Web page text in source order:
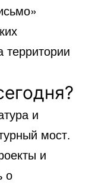
территории
и
мост.
и
о